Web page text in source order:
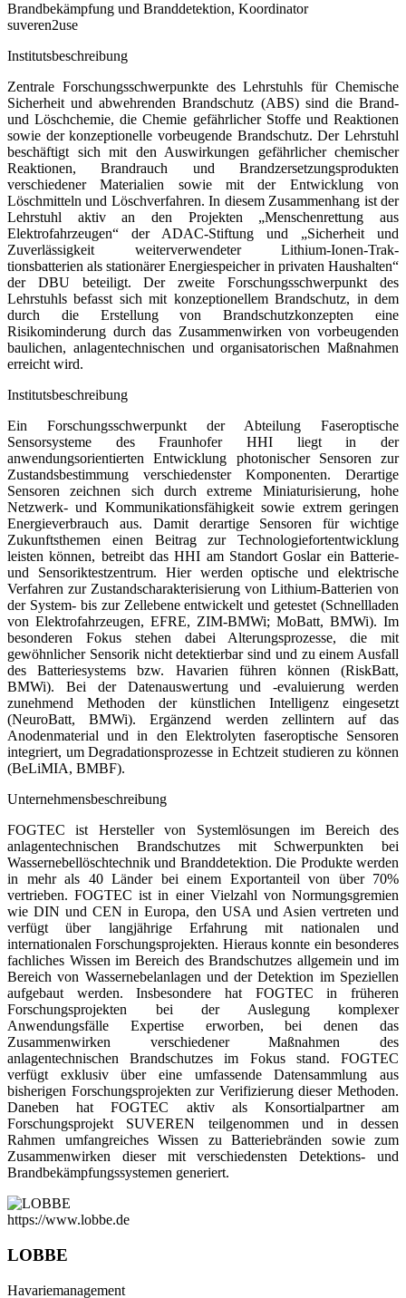
Brandbekämpfung und Branddetektion, Koordinator
suveren2use
Institutsbeschreibung
Zentrale Forschungsschwerpunkte des Lehrstuhls für Chemische
Sicherheit und abwehrenden Brandschutz (ABS) sind die Brand-
und Löschchemie, die Chemie gefährlicher Stoffe und Reaktionen
sowie der konzeptionelle vorbeugende Brandschutz. Der Lehrstuhl
beschäftigt sich mit den Auswirkungen gefährlicher chemischer
Reaktionen, Brandrauch und Brandzersetzungsprodukten
verschiedener Materialien sowie mit der Entwicklung von
Löschmitteln und Löschverfahren. In diesem Zusammenhang ist der
Lehrstuhl aktiv an den Projekten „Menschenrettung aus
Elektrofahrzeugen“ der ADAC-Stiftung und „Sicherheit und
Zuverlässigkeit weiterverwendeter Lithium-Ionen-Trak-
tionsbatterien als stationärer Energiespeicher in privaten Haushalten“
der DBU beteiligt. Der zweite Forschungsschwerpunkt des
Lehrstuhls befasst sich mit konzeptionellem Brandschutz, in dem
durch die Erstellung von Brandschutzkonzepten eine
Risikominderung durch das Zusammenwirken von vorbeugenden
baulichen, anlagentechnischen und organisatorischen Maßnahmen
erreicht wird.
Institutsbeschreibung
Ein Forschungsschwerpunkt der Abteilung Faseroptische
Sensorsysteme des Fraunhofer HHI liegt in der
anwendungsorientierten Entwicklung photonischer Sensoren zur
Zustandsbestimmung verschiedenster Komponenten. Derartige
Sensoren zeichnen sich durch extreme Miniaturisierung, hohe
Netzwerk- und Kommunikationsfähigkeit sowie extrem geringen
Energieverbrauch aus. Damit derartige Sensoren für wichtige
Zukunftsthemen einen Beitrag zur Technologiefortentwicklung
leisten können, betreibt das HHI am Standort Goslar ein Batterie-
und Sensoriktestzentrum. Hier werden optische und elektrische
Verfahren zur Zustandscharakterisierung von Lithium-Batterien von
der System- bis zur Zellebene entwickelt und getestet (Schnellladen
von Elektrofahrzeugen, EFRE, ZIM-BMWi; MoBatt, BMWi). Im
besonderen Fokus stehen dabei Alterungsprozesse, die mit
gewöhnlicher Sensorik nicht detektierbar sind und zu einem Ausfall
des Batteriesystems bzw. Havarien führen können (RiskBatt,
BMWi). Bei der Datenauswertung und -evaluierung werden
zunehmend Methoden der künstlichen Intelligenz eingesetzt
(NeuroBatt, BMWi). Ergänzend werden zellintern auf das
Anodenmaterial und in den Elektrolyten faseroptische Sensoren
integriert, um Degradationsprozesse in Echtzeit studieren zu können
(BeLiMIA, BMBF).
Unternehmensbeschreibung
FOGTEC ist Hersteller von Systemlösungen im Bereich des
anlagentechnischen Brandschutzes mit Schwerpunkten bei
Wassernebellöschtechnik und Branddetektion. Die Produkte werden
in mehr als 40 Länder bei einem Exportanteil von über 70%
vertrieben. FOGTEC ist in einer Vielzahl von Normungsgremien
wie DIN und CEN in Europa, den USA und Asien vertreten und
verfügt über langjährige Erfahrung mit nationalen und
internationalen Forschungsprojekten. Hieraus konnte ein besonderes
fachliches Wissen im Bereich des Brandschutzes allgemein und im
Bereich von Wassernebelanlagen und der Detektion im Speziellen
aufgebaut werden. Insbesondere hat FOGTEC in früheren
Forschungsprojekten bei der Auslegung komplexer
Anwendungsfälle Expertise erworben, bei denen das
Zusammenwirken verschiedener Maßnahmen des
anlagentechnischen Brandschutzes im Fokus stand. FOGTEC
verfügt exklusiv über eine umfassende Datensammlung aus
bisherigen Forschungsprojekten zur Verifizierung dieser Methoden.
Daneben hat FOGTEC aktiv als Konsortialpartner am
Forschungsprojekt SUVEREN teilgenommen und in dessen
Rahmen umfangreiches Wissen zu Batteriebränden sowie zum
Zusammenwirken dieser mit verschiedensten Detektions- und
Brandbekämpfungssystemen generiert.
https://www.lobbe.de
LOBBE
Havariemanagement